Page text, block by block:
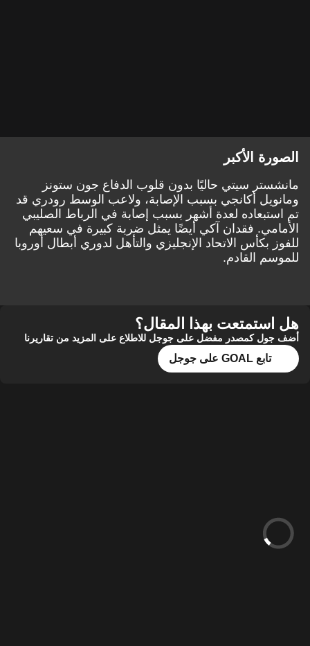
الصورة الأكبر
مانشستر سيتي حاليًا بدون قلوب الدفاع جون ستونز
ومانويل أكانجي بسبب الإصابة، ولاعب الوسط رودري قد
تم استبعاده لعدة أشهر بسبب إصابة في الرباط الصليبي
الأمامي. فقدان آكي أيضًا يمثل ضربة كبيرة في سعيهم
للفوز بكأس الاتحاد الإنجليزي والتأهل لدوري أبطال أوروبا
للموسم القادم.
هل استمتعت بهذا المقال؟
أضف جول كمصدر مفضل على جوجل للاطلاع على المزيد من تقاريرنا
تابع GOAL على جوجل